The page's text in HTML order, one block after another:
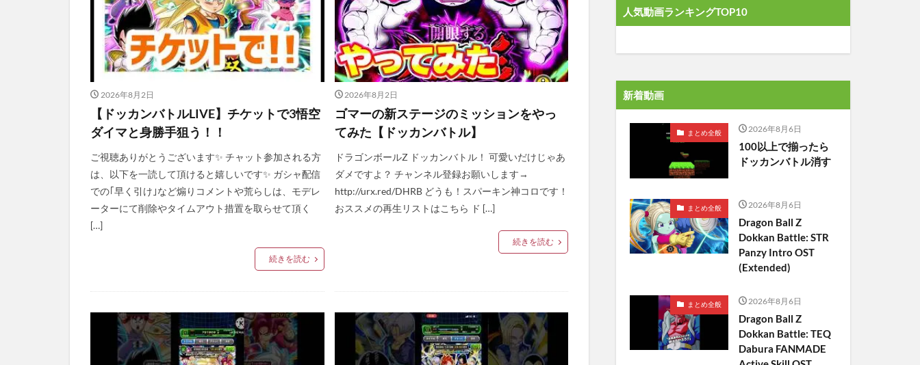
2026年8月2日
【ドッカンバトルLIVE】チケットで3悟空
ダイマと身勝手狙う！！
ご視聴ありがとうございます✨️ チャット参加される方
は、以下を一読して頂けると嬉しいです✨️ ガシャ配信
での｢早く引け｣など煽りコメントや荒らしは、モデレ
ーターにて削除やタイムアウト措置を取らせて頂く
[…]
続きを読む
2026年8月2日
ゴマーの新ステージのミッションをやっ
てみた【ドッカンバトル】
ドラゴンボールZ ドッカンバトル！ 可愛いだけじゃあ
ダメですよ？ チャンネル登録お願いします→
http://urx.red/DHRB どうも！スパーキン神コロです！
おススメの再生リストはこちら ド […]
続きを読む
人気動画ランキングTOP10
新着動画
まとめ全般 2026年8月6日
100以上で揃ったら
ドッカンバトル消す
まとめ全般 2026年8月6日
Dragon Ball Z
Dokkan Battle: STR
Panzy Intro OST
(Extended)
まとめ全般 2026年8月6日
Dragon Ball Z
Dokkan Battle: TEQ
Dabura FANMADE